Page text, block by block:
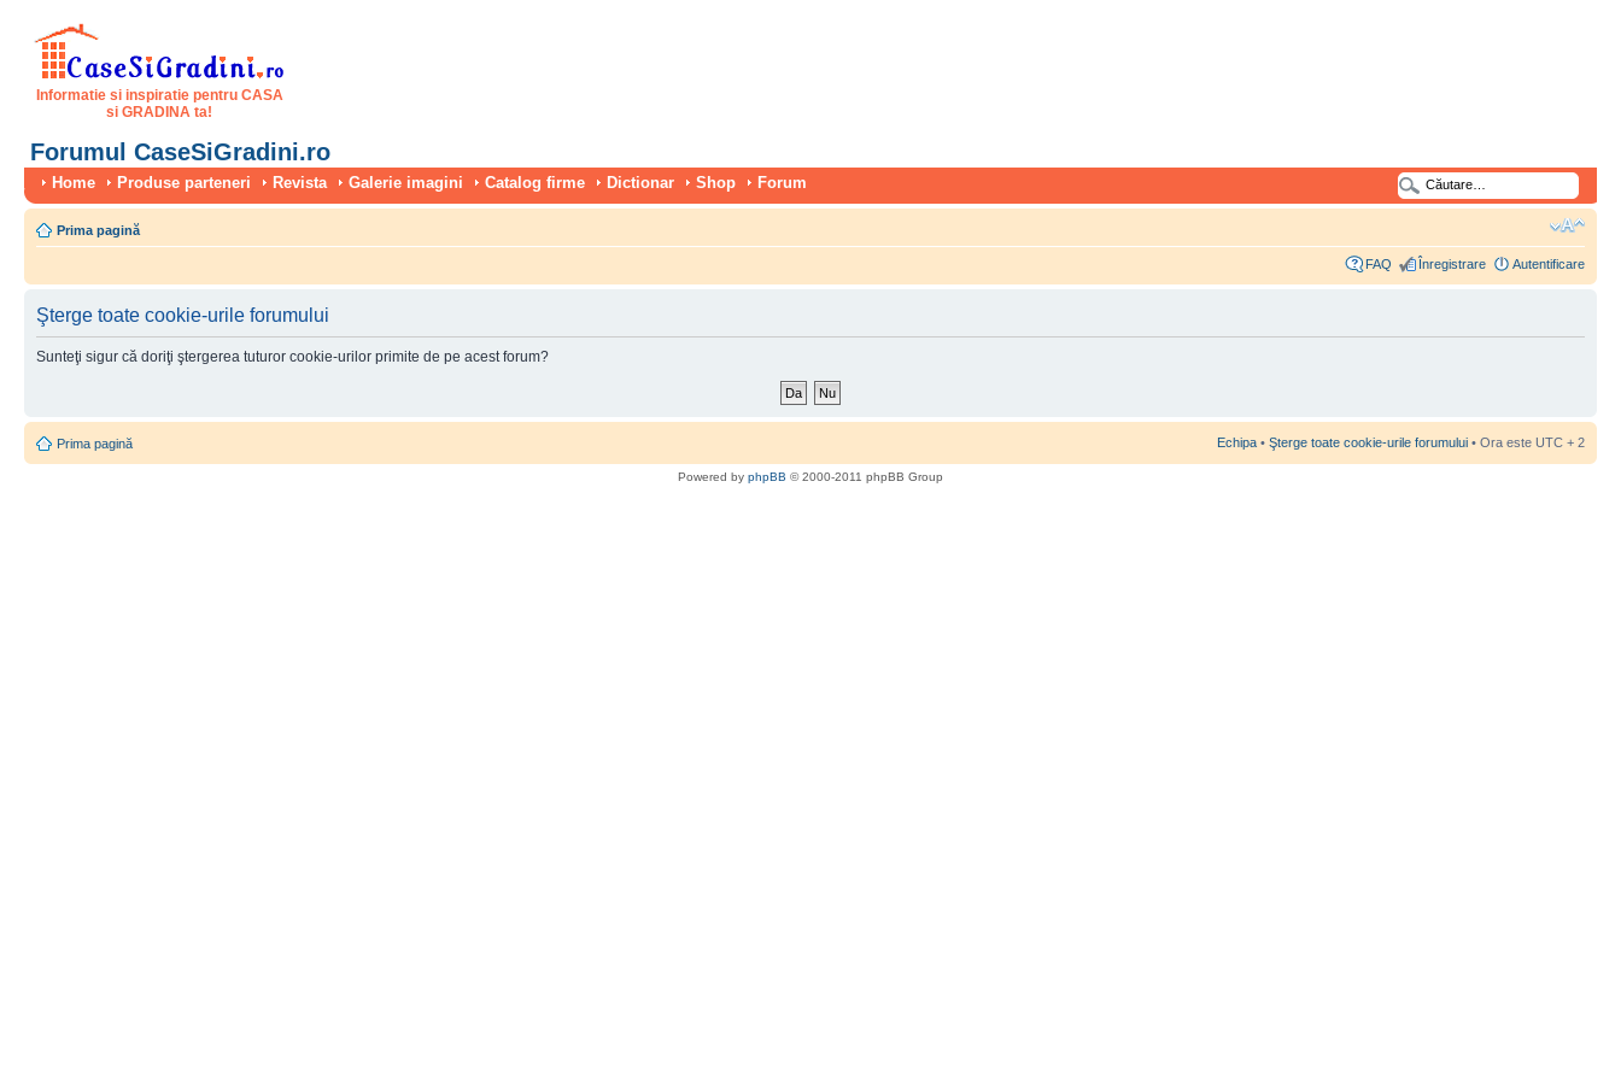
Informatie si inspiratie pentru CASA
si GRADINA ta!
Forumul CaseSiGradini.ro
Home Produse parteneri Revista Galerie imagini Catalog firme Dictionar Shop Forum
Prima pagină
FAQ Înregistrare Autentificare
Şterge toate cookie-urile forumului
Sunteţi sigur că doriţi ştergerea tuturor cookie-urilor primite de pe acest forum?
Prima pagină Echipa • Şterge toate cookie-urile forumului • Ora este UTC + 2
Powered by phpBB © 2000-2011 phpBB Group